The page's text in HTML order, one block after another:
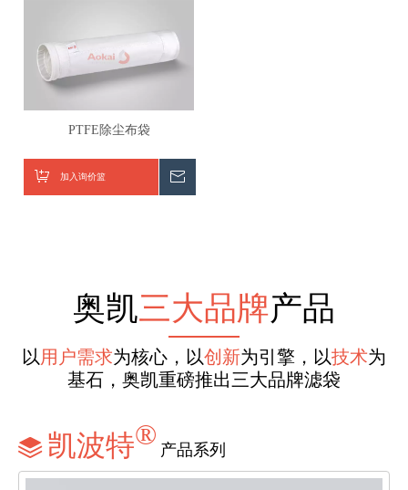
PTFE除尘布袋
加入询价篮
奥凯三大品牌产品
以用户需求为核心，以创新为引擎，以技术为
基石，奥凯重磅推出三大品牌滤袋
 凯波特® 产品系列